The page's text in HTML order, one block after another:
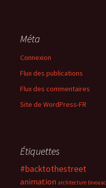
Méta
Connexion
Flux des publications
Flux des commentaires
Site de WordPress-FR
Étiquettes
#backtothestreet
animation architecture bivouac